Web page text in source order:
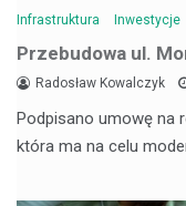
Infrastruktura Inwestycje
Przebudowa ul.
Radosław Kowalczyk
Podpisano umowę na
która ma na celu